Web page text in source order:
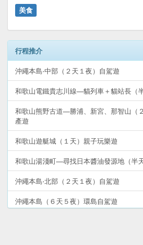
美食
行程推介
沖繩本島‧中部（２天１夜）自駕遊
和歌山電鐵貴志川線—貓列車＋貓站長（
和歌山熊野古道—勝浦、新宮、那智山（
產遊
和歌山遊艇城（１天）親子玩樂遊
和歌山湯淺町—尋找日本醬油發源地（半
沖繩本島‧北部（２天１夜）自駕遊
沖繩本島（６天５夜）環島自駕遊